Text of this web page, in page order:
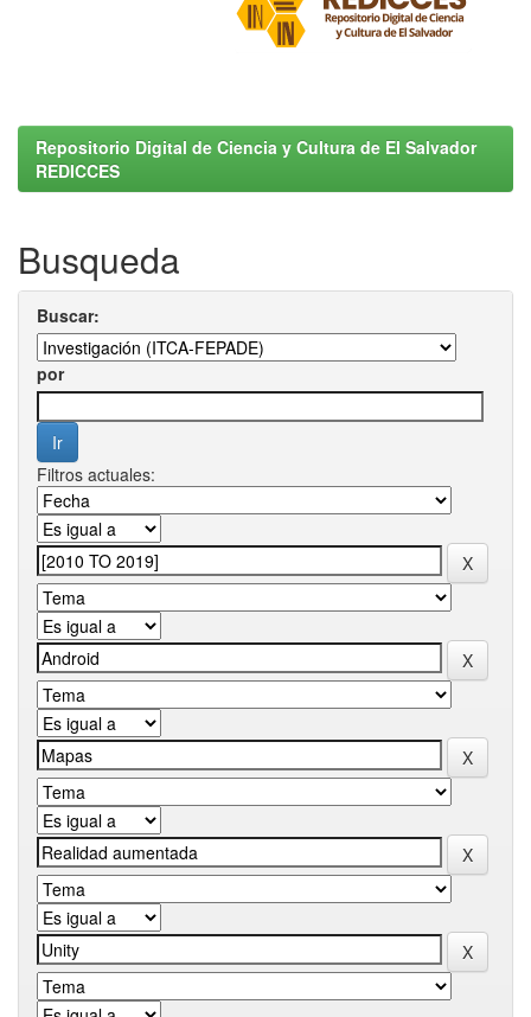
Repositorio Digital de Ciencia y Cultura de El Salvador
REDICCES
Busqueda
Buscar:
por
Filtros actuales: